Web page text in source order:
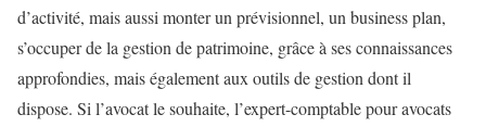
d’activité, mais aussi monter un prévisionnel, un business plan,
s’occuper de la gestion de patrimoine, grâce à ses connaissances
approfondies, mais également aux outils de gestion dont il
dispose. Si l’avocat le souhaite, l’expert-comptable pour avocats